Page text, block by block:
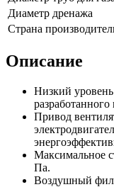
Диаметр дренажа
Страна
Описание
Низкий
Привод
Максимальное
Па.
Воздушный